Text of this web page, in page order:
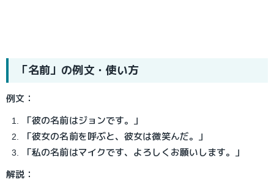
「名前」の例文・使い方
例文：
「彼の名前はジョンです。」
「彼女の名前を呼ぶと、彼女は微笑んだ。」
「私の名前はマイクです、よろしくお願いします。」
解説：